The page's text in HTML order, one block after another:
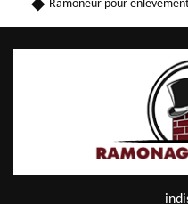
Ramoneur pour